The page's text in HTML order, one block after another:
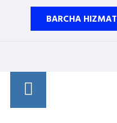
BARCHA